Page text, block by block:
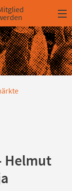
Helmut
Helmut